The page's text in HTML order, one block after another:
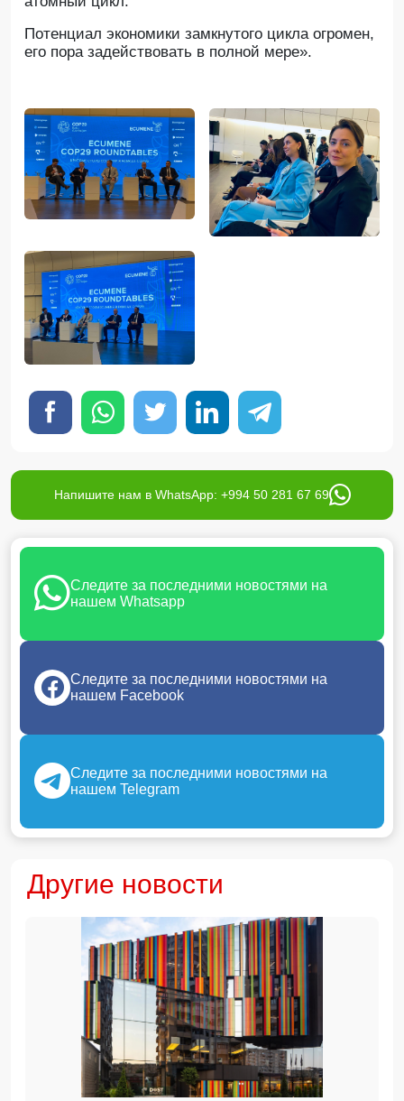
Потенциал экономики замкнутого цикла огромен,
его пора задействовать в полной мере».
Напишите нам в WhatsApp: +994 50 281 67 69
Следите за последними новостями на
нашем Whatsapp
Следите за последними новостями на
нашем Facebook
Следите за последними новостями на
нашем Telegram
Другие новости